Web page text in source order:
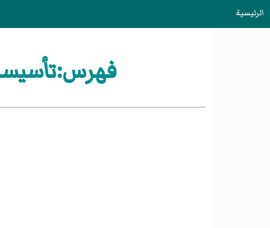
الرئيسية
فهرس:تأسيسات سنة 1860